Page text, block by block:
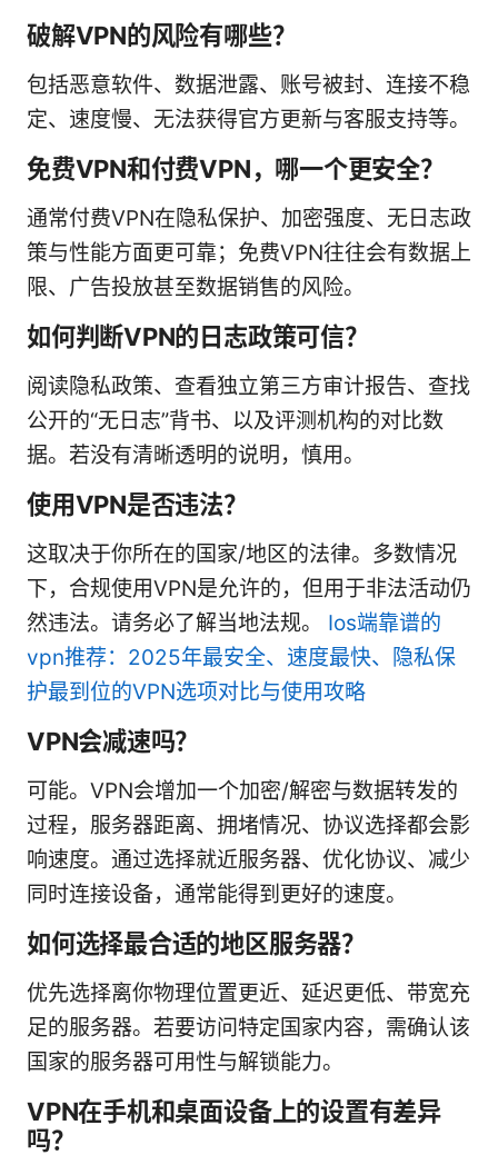
破解VPN的风险有哪些？
包括恶意软件、数据泄露、账号被封、连接不稳
定、速度慢、无法获得官方更新与客服支持等。
免费VPN和付费VPN，哪一个更安全？
通常付费VPN在隐私保护、加密强度、无日志政
策与性能方面更可靠；免费VPN往往会有数据上
限、广告投放甚至数据销售的风险。
如何判断VPN的日志政策可信？
阅读隐私政策、查看独立第三方审计报告、查找
公开的“无日志”背书、以及评测机构的对比数
据。若没有清晰透明的说明，慎用。
使用VPN是否违法？
这取决于你所在的国家/地区的法律。多数情况
下，合规使用VPN是允许的，但用于非法活动仍
然违法。请务必了解当地法规。 Ios端靠谱的
vpn推荐：2025年最安全、速度最快、隐私保
护最到位的VPN选项对比与使用攻略
VPN会减速吗？
可能。VPN会增加一个加密/解密与数据转发的
过程，服务器距离、拥堵情况、协议选择都会影
响速度。通过选择就近服务器、优化协议、减少
同时连接设备，通常能得到更好的速度。
如何选择最合适的地区服务器？
优先选择离你物理位置更近、延迟更低、带宽充
足的服务器。若要访问特定国家内容，需确认该
国家的服务器可用性与解锁能力。
VPN在手机和桌面设备上的设置有差异
吗？